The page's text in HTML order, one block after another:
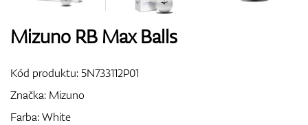
Mizuno RB Max Balls
Kód produktu:5N733112P01
Značka: Mizuno
Farba: White